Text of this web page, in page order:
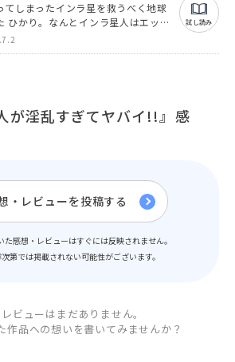
てしまったインラ星を救うべく地球
ひかり。なんとインラ星人はエッチ
宙人だった…！地球人ジョージと、
。そしてジョージが想いを寄せる相
試し読み
が淫乱すぎてヤバイ!!』感
・レビューを投稿する
感想・レビューはすぐには反映されません。
第では掲載されない可能性がございます。
ビューはまだありません。
作品への想いを書いてみませんか？